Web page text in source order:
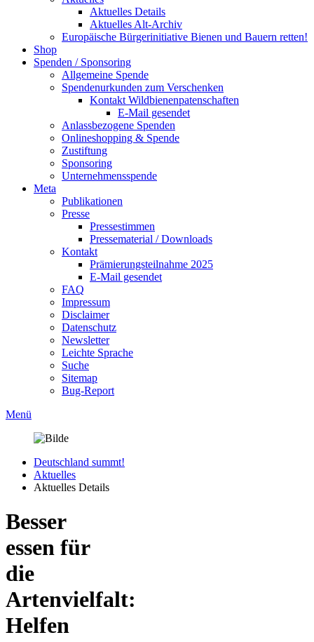
Aktuelles Details
Aktuelles Alt-Archiv
Europäische Bürgerinitiative Bienen und Bauern retten!
Shop
Spenden / Sponsoring
Allgemeine Spende
Spendenurkunden zum Verschenken
Kontakt Wildbienenpatenschaften
E-Mail gesendet
Anlassbezogene Spenden
Onlineshopping & Spende
Zustiftung
Sponsoring
Unternehmensspende
Meta
Publikationen
Presse
Pressestimmen
Pressematerial / Downloads
Kontakt
Prämierungsteilnahme 2025
E-Mail gesendet
FAQ
Impressum
Disclaimer
Datenschutz
Newsletter
Leichte Sprache
Suche
Sitemap
Bug-Report
Menü
Deutschland summt!
Aktuelles
Aktuelles Details
Besser
essen für
die
Artenvielfalt:
Helfen